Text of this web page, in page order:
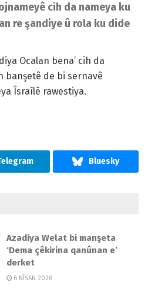
cih da nameya ku
re şandiye û rola ku dide
Ocalan bena’ cih da
banşetê de bi sernavê
Îsraîlê rawestiya.
Azadiya Welat bi manşeta
‘Dema çêkirina qanûnan e’
derket
6 NÎSAN 2026